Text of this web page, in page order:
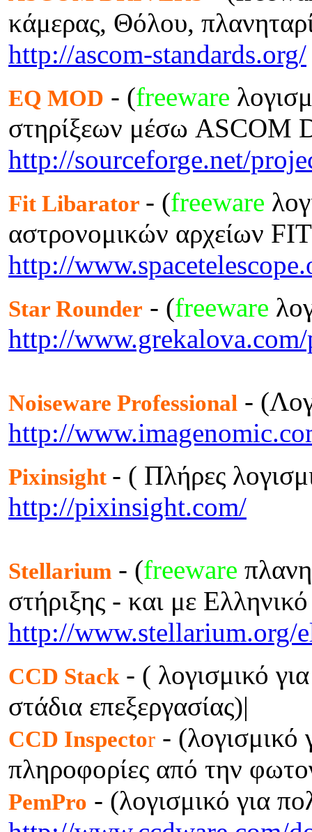
κάμερας, Θόλου,
http://ascom-standards.org/
EQ MOD - (freeware
στηρίξεων μέσω ASCOM
http://sourceforge.net/
Fit Libarator - (freeware
αστρονομικών αρχείων
http://
Star Rounder - (freeware
http://
Noiseware Professional -
http://
Pixinsight - ( Πλήρες
http://pixinsight.com/
Stellarium - (freeware
στήριξης - και με
http://www.stellarium.org/
CCD Stack - ( λογισμικό
στάδια επεξεργασίας)|
CCD Inspector - (λογισμικό
πληροφορίες από την
PemPro - (λογισμικό για